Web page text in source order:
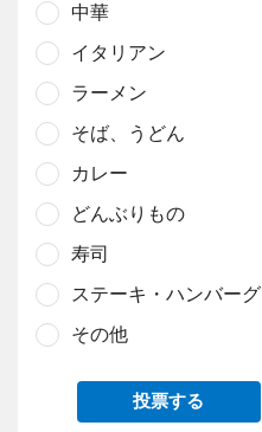
中華
イタリアン
ラーメン
そば、うどん
カレー
どんぶりもの
寿司
ステーキ・ハンバーグ
その他
投票する